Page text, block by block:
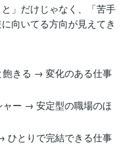
」だけじゃなく、「苦手
向いてる方向が見えてき
飽きる → 変化のある仕事
ャー → 安定型の職場のほ
ひとりで完結できる仕事